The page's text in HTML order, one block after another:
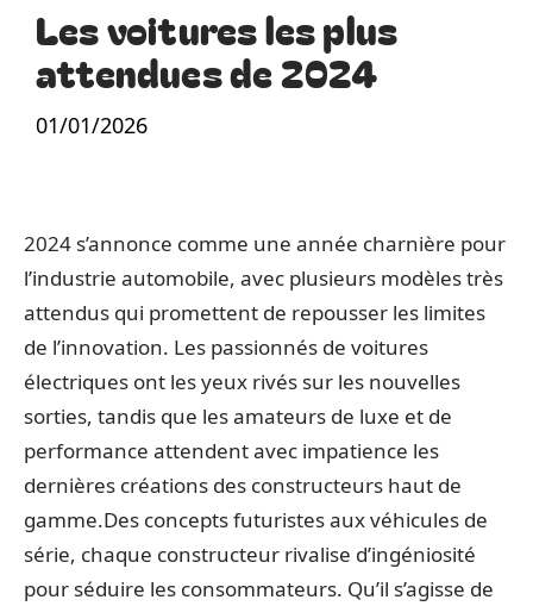
Les voitures les plus
attendues de 2024
01/01/2026
2024 s’annonce comme une année charnière pour
l’industrie automobile, avec plusieurs modèles très
attendus qui promettent de repousser les limites
de l’innovation. Les passionnés de voitures
électriques ont les yeux rivés sur les nouvelles
sorties, tandis que les amateurs de luxe et de
performance attendent avec impatience les
dernières créations des constructeurs haut de
gamme.Des concepts futuristes aux véhicules de
série, chaque constructeur rivalise d’ingéniosité
pour séduire les consommateurs. Qu’il s’agisse de